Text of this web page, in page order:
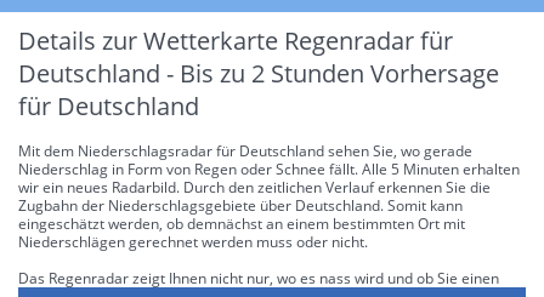
Details zur Wetterkarte Regenradar für
Deutschland - Bis zu 2 Stunden Vorhersage
für Deutschland
Mit dem Niederschlagsradar für Deutschland sehen Sie, wo gerade
Niederschlag in Form von Regen oder Schnee fällt. Alle 5 Minuten erhalten
wir ein neues Radarbild. Durch den zeitlichen Verlauf erkennen Sie die
Zugbahn der Niederschlagsgebiete über Deutschland. Somit kann
eingeschätzt werden, ob demnächst an einem bestimmten Ort mit
Niederschlägen gerechnet werden muss oder nicht.
Das Regenradar zeigt Ihnen nicht nur, wo es nass wird und ob Sie einen